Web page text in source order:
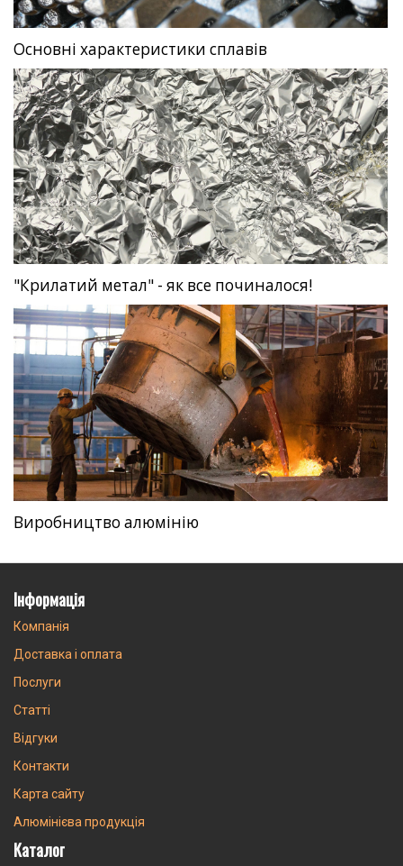
Основні характеристики сплавів
"Крилатий метал" - як все починалося!
Виробництво алюмінію
Інформація
Компанія
Доставка і оплата
Послуги
Статті
Відгуки
Контакти
Карта сайту
Алюмінієва продукція
Каталог